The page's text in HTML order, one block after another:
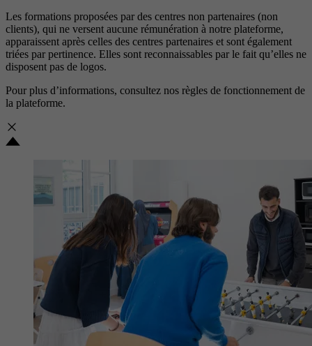
Les formations proposées par des centres non partenaires (non
clients), qui ne versent aucune rémunération à notre plateforme,
apparaissent après celles des centres partenaires et sont également
triées par pertinence. Elles sont reconnaissables par le fait qu’elles ne
disposent pas de logos.
Pour plus d’informations, consultez nos règles de fonctionnement de
la plateforme.